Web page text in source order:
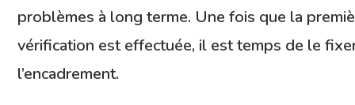
problèmes à long terme. Une fois que la
vérification est effectuée, il est temps de le
l’encadrement.